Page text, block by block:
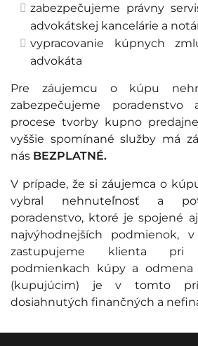
zabezpečujeme právny
advokátskej kancelárie a
vypracovanie kúpnych
advokáta
Pre záujemcu o kúpu
zabezpečujeme
procese tvorby kupno
vyššie spomínané služby má
nás BEZPLATNÉ.
V prípade, že si záujemca o
vybral nehnuteľnosť a
poradenstvo, ktoré je spojené
najvýhodnejších podmienok,
zastupujeme klienta pri
podmienkach kúpy a odmena
(kupujúcim) je v tomto
dosiahnutých finančných a